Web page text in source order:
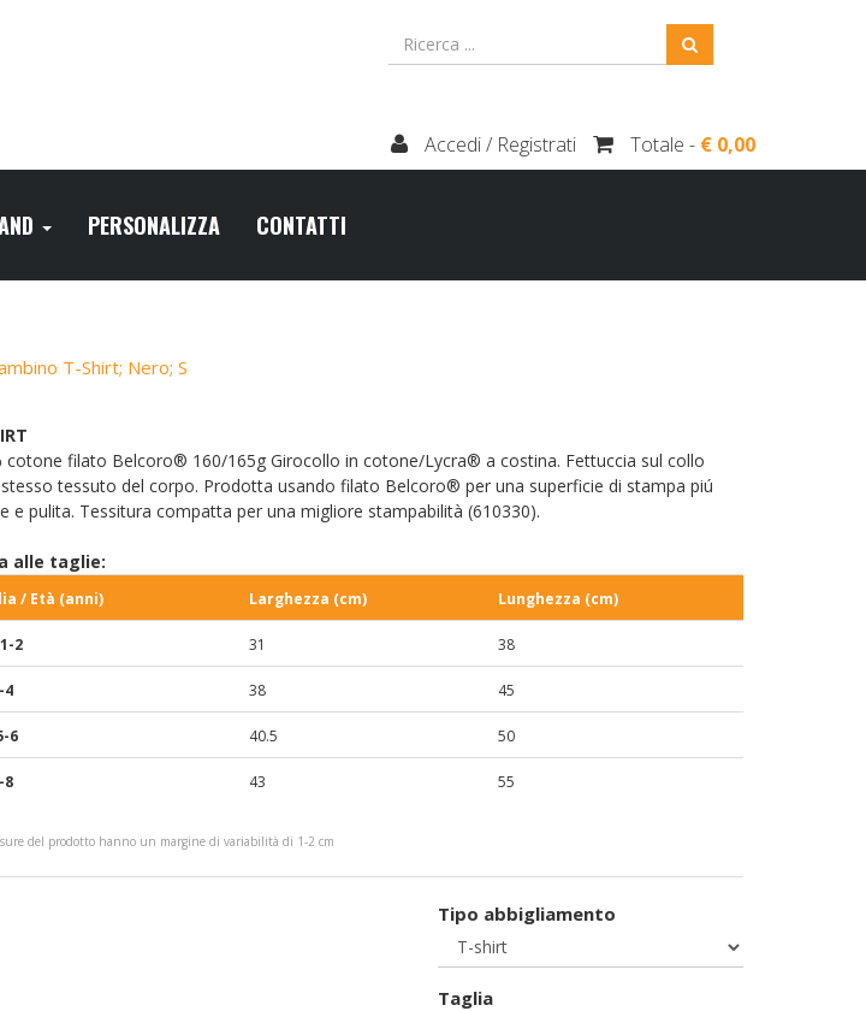
Accedi / Registrati Totale - € 0,00
PERSONALIZZA CONTATTI
T-Shirt; Nero; S
cotone filato Belcoro® 160/165g Girocollo in cotone/Lycra® a costina. Fettuccia sul collo
tessuto del corpo. Prodotta usando filato Belcoro® per una superficie di stampa piú
e pulita. Tessitura compatta per una migliore stampabilità (610330).
alle taglie:
/ Età (anni) Larghezza (cm) Lunghezza (cm)
2 31 38
4 38 45
6 40.5 50
8 43 55
del prodotto hanno un margine di variabilità di 1-2 cm
Tipo abbigliamento
Taglia